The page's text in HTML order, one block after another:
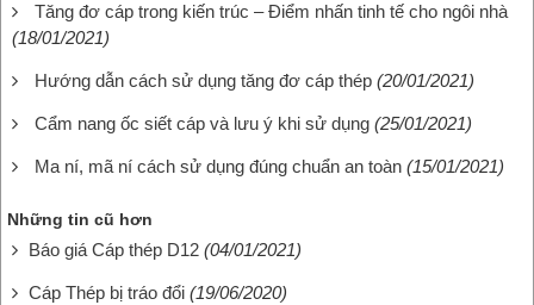
Tăng đơ cáp trong kiến trúc – Điểm nhấn tinh tế cho ngôi nhà
(18/01/2021)
Hướng dẫn cách sử dụng tăng đơ cáp thép (20/01/2021)
Cẩm nang ốc siết cáp và lưu ý khi sử dụng (25/01/2021)
Ma ní, mã ní cách sử dụng đúng chuẩn an toàn (15/01/2021)
Những tin cũ hơn
Báo giá Cáp thép D12 (04/01/2021)
Cáp Thép bị tráo đổi (19/06/2020)